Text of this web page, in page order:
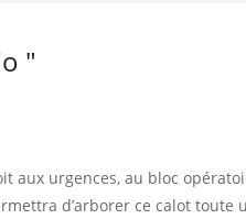
"
aux urgences, au bloc
d’arborer ce calot toute